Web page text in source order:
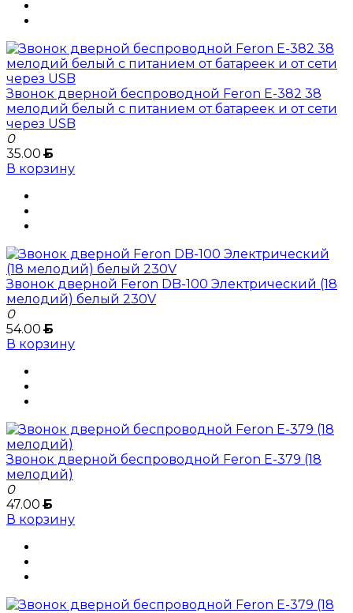
Звонок дверной беспроводной Feron E-382 38
мелодий белый с питанием от батареек и от сети
через USB
0
35.00Б
В корзину
Звонок дверной Feron DB-100 Электрический (18
мелодий) белый 230V
0
54.00Б
В корзину
Звонок дверной беспроводной Feron E-379 (18
мелодий)
0
47.00Б
В корзину